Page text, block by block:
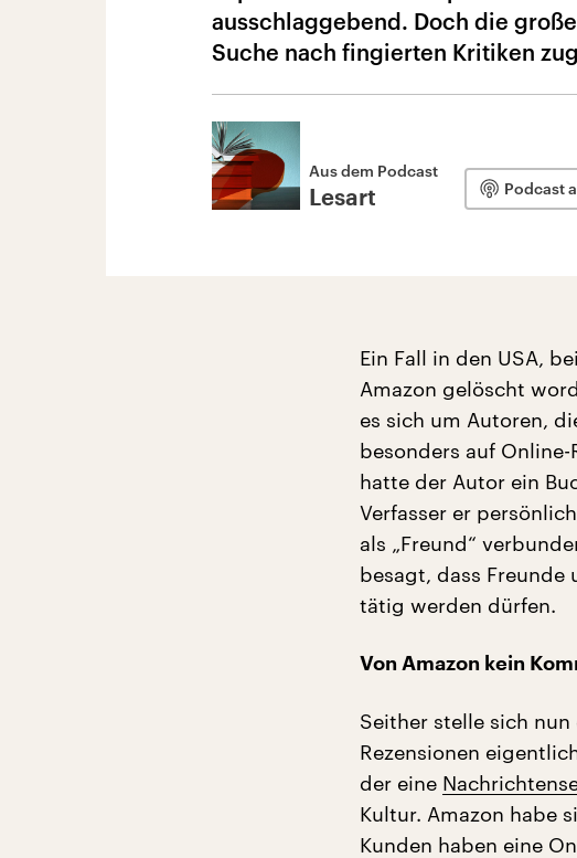
ausschlaggebend. Doch die
Suche nach fingierten Kritiken
Aus dem Podcast
Lesart Podcast
Ein Fall in den USA,
Amazon gelöscht
es sich um Autoren,
besonders auf
hatte der Autor ein
Verfasser er
als „Freund“
besagt, dass Freunde
tätig werden dürfen.
Von Amazon kein
Seither stelle sich nun
Rezensionen
der eine
Kultur. Amazon habe
Kunden haben eine